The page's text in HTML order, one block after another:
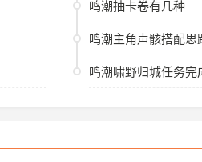
鸣潮抽卡卷有几种
鸣潮主角声骸搭配思
鸣潮啸野归城任务完